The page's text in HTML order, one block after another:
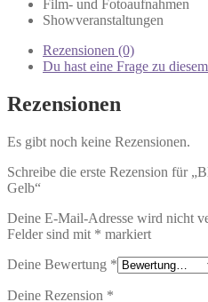
Film- und Fotoaufnahmen
Showveranstaltungen
Rezensionen (0)
Du hast eine Frage zu
Rezensionen
Es gibt noch keine Rezensionen.
Schreibe die erste Rezension für
Gelb“
Deine E-Mail-Adresse wird nicht
Felder sind mit * markiert
Deine Bewertung *
Deine Rezension *